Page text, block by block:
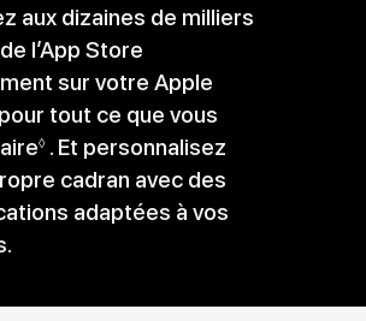
aux dizaines de milliers
l’App Store
sur votre Apple
tout ce que vous
◊ Voir
les
mentions
. Et personnalisez
cadran avec des
adaptées à vos